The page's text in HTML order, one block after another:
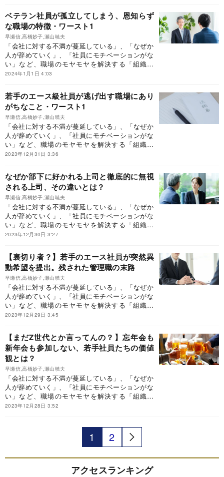
ベテラン社員が孤立してしまう、恩知らず
な職場の特徴・ワースト1
早瀬信,高橋妙子,瀬山暁夫
「会社に対する不満が蔓延している」、「なぜか
人が辞めていく」、「社員にモチベーションがな
い」など、職場のモヤモヤを解決する「組織開
発」のはじめ方を紹介します。
2024年1月1日 4:03
若手のエース級社員が逃げ出す職場にあり
がちなこと・ワースト1
早瀬信,高橋妙子,瀬山暁夫
「会社に対する不満が蔓延している」、「なぜか
人が辞めていく」、「社員にモチベーションがな
い」など、職場のモヤモヤを解決する「組織開
発」のはじめ方を紹介します。
2023年12月31日 3:36
なぜか部下に好かれる上司と徹底的に無視
される上司、その違いとは？
早瀬信,高橋妙子,瀬山暁夫
「会社に対する不満が蔓延している」、「なぜか
人が辞めていく」、「社員にモチベーションがな
い」など、職場のモヤモヤを解決する「組織開
発」のはじめ方を紹介します。
2023年12月30日 3:27
【裏切り者？】若手のエース社員が突然異
動希望を提出。残された管理職の末路
早瀬信,高橋妙子,瀬山暁夫
「会社に対する不満が蔓延している」、「なぜか
人が辞めていく」、「社員にモチベーションがな
い」など、職場のモヤモヤを解決する「組織開
発」のはじめ方を紹介します。
2023年12月29日 3:45
【まだZ世代とか言ってんの？】忘年会も
新年会も参加しない、若手社員たちの価値
観とは？
早瀬信,高橋妙子,瀬山暁夫
「会社に対する不満が蔓延している」、「なぜか
人が辞めていく」、「社員にモチベーションがな
い」など、職場のモヤモヤを解決する「組織開
発」のはじめ方を紹介します。
2023年12月28日 3:52
1 2
アクセスランキング